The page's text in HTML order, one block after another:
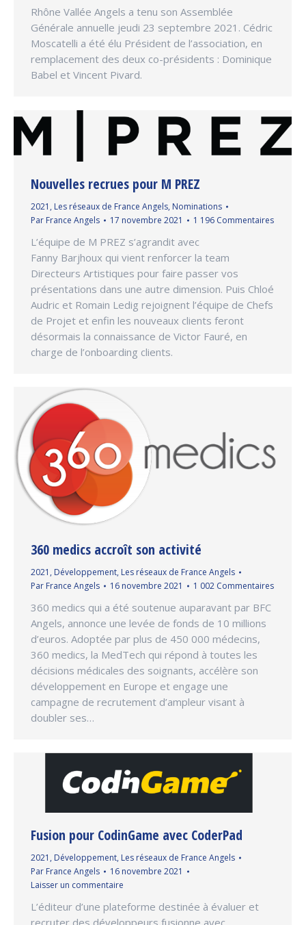
Rhône Vallée Angels a tenu son Assemblée
Générale annuelle jeudi 23 septembre 2021. Cédric
Moscatelli a été élu Président de l’association, en
remplacement des deux co-présidents : Dominique
Babel et Vincent Pivard.
Nouvelles recrues pour M PREZ
2021 , Les réseaux de France Angels, Nominations
Par France Angels 17 novembre 2021 1 196 Commentaires
L’équipe de M PREZ s’agrandit avec
Fanny Barjhoux qui vient renforcer la team
Directeurs Artistiques pour faire passer vos
présentations dans une autre dimension. Puis Chloé
Audric et Romain Ledig rejoignent l’équipe de Chefs
de Projet et enfin les nouveaux clients feront
désormais la connaissance de Victor Fauré, en
charge de l’onboarding clients.
360 medics accroît son activité
2021 , Développement, Les réseaux de France Angels
Par France Angels 16 novembre 2021 1 002 Commentaires
360 medics qui a été soutenue auparavant par BFC
Angels, annonce une levée de fonds de 10 millions
d’euros. Adoptée par plus de 450 000 médecins,
360 medics, la MedTech qui répond à toutes les
décisions médicales des soignants, accélère son
développement en Europe et engage une
campagne de recrutement d’ampleur visant à
doubler ses…
Fusion pour CodinGame avec CoderPad
2021 , Développement, Les réseaux de France Angels
Par France Angels
16 novembre 2021
Laisser un commentaire
L’éditeur d’une plateforme destinée à évaluer et
recruter des développeurs fusionne avec